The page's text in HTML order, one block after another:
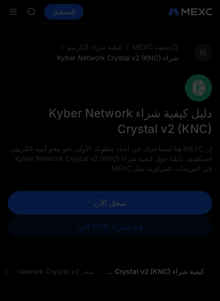
الأسواق العقود الفوريةالتسجيل
SPCX
منصة MEXC / كيفية شراء الكريبتو /
شراء Kyber Network Crystal v2 (KNC)
دليل كيفية شراء Kyber Network
Crystal v2 (KNC)
إن MEXC هنا لمساعدتك في اتخاذ خطوتك الأولى نحو محو أمية الكريبتو.
استكشف دليلنا حول كيفية شراء Kyber Network Crystal v2 (KNC)
في البورصات المركزية مثل MEXC.
سجل الآن
قم بشراء KNC الآن
كيفية شراء Kyber Network Crystal v2 (KNC)